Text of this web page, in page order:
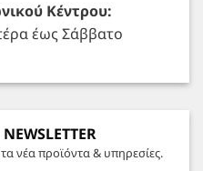
Κέντρου:
έως Σάββατο
νέα προϊόντα & υπηρεσίες.